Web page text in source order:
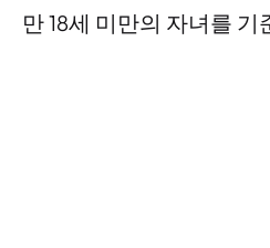
만 18세 미만의 자녀를 기